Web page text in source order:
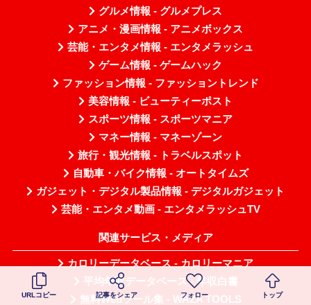
グルメ情報 - グルメプレス
アニメ・漫画情報 - アニメボックス
芸能・エンタメ情報 - エンタメラッシュ
ゲーム情報 - ゲームハック
ファッション情報 - ファッショントレンド
美容情報 - ビューティーポスト
スポーツ情報 - スポーツマニア
マネー情報 - マネーゾーン
旅行・観光情報 - トラベルスポット
自動車・バイク情報 - オートタイムズ
ガジェット・デジタル製品情報 - デジタルガジェット
芸能・エンタメ動画 - エンタメラッシュTV
関連サービス・メディア
カロリーデータベース - カロリーマニア
平均年収データベース - 年収白書
無料Webツール集 - WAZA TOOLS
URLコピー 記事をシェア フォロー トップ